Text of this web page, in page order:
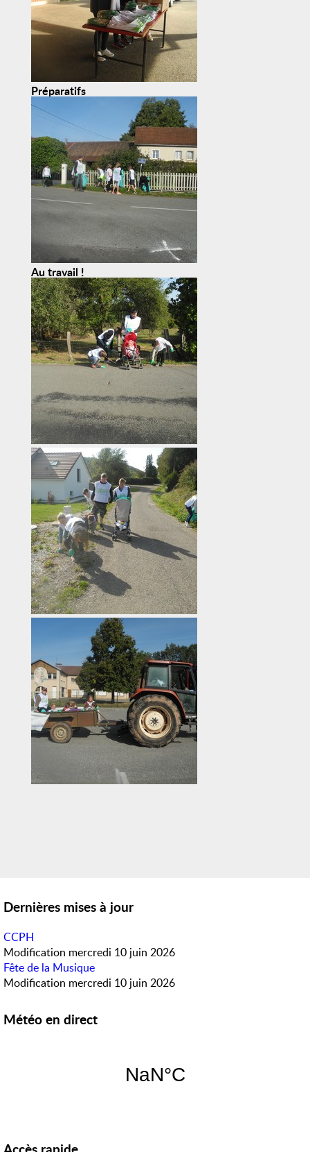
Préparatifs
Au travail !
Dernières mises à jour
CCPH
Modification mercredi 10 juin 2026
Fête de la Musique
Modification mercredi 10 juin 2026
Météo en direct